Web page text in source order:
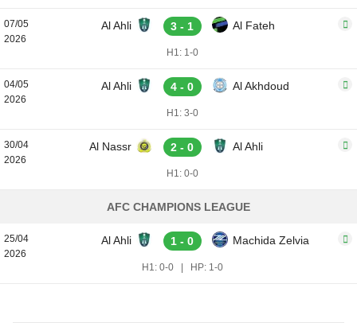
07/05
2026
Al Ahli 3 - 1 Al Fateh
H1: 1-0
04/05
2026
Al Ahli 4 - 0 Al Akhdoud
H1: 3-0
30/04
2026
Al Nassr 2 - 0 Al Ahli
H1: 0-0
AFC CHAMPIONS LEAGUE
25/04
2026
Al Ahli 1 - 0 Machida Zelvia
H1: 0-0 HP: 1-0